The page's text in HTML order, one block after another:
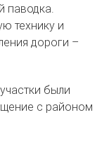
паводка.
технику и
дороги –
были
с районом